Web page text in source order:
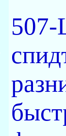
507-